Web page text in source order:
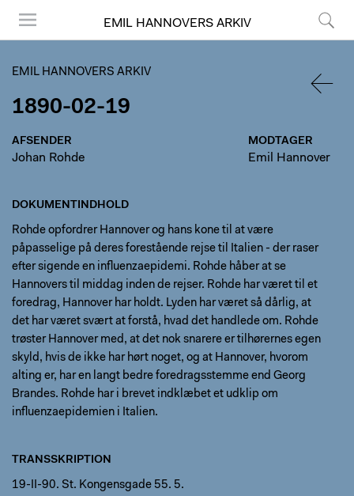
EMIL HANNOVERS ARKIV
EMIL HANNOVERS ARKIV
1890-02-19
AFSENDER
Johan Rohde
MODTAGER
Emil Hannover
DOKUMENTINDHOLD
Rohde opfordrer Hannover og hans kone til at være
påpasselige på deres forestående rejse til Italien - der raser
efter sigende en influenzaepidemi. Rohde håber at se
Hannovers til middag inden de rejser. Rohde har været til et
foredrag, Hannover har holdt. Lyden har været så dårlig, at
det har været svært at forstå, hvad det handlede om. Rohde
trøster Hannover med, at det nok snarere er tilhørernes egen
skyld, hvis de ikke har hørt noget, og at Hannover, hvorom
alting er, har en langt bedre foredragsstemme end Georg
Brandes. Rohde har i brevet indklæbet et udklip om
influenzaepidemien i Italien.
TRANSSKRIPTION
19-II-90. St. Kongensgade 55. 5.